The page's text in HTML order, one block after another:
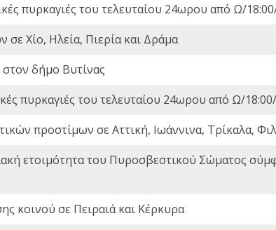
πυρκαγιές του τελευταίου 24ωρου από Ω/
σε Χίο, Ηλεία, Πιερία και Δράμα
δήμο Βυτίνας
πυρκαγιές του τελευταίου 24ωρου από Ω/
προστίμων σε Αττική, Ιωάννινα, Τρίκαλα,
ετοιμότητα του Πυροσβεστικού Σώματος
κοινού σε Πειραιά και Κέρκυρα